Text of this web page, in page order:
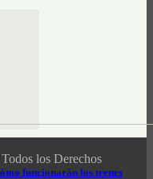
funcionarán los trenes
los Derechos